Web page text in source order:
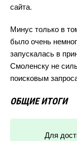
сайта.
Минус только в
ыло очень
запускалась в
Смоленску не
поисковым
ОБЩИЕ ИТОГИ
Для